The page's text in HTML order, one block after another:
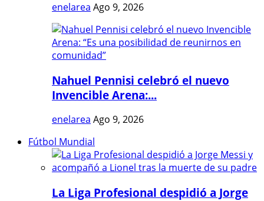
enelarea Ago 9, 2026
Nahuel Pennisi celebró el nuevo
Invencible Arena:...
enelarea Ago 9, 2026
Fútbol Mundial
La Liga Profesional despidió a Jorge